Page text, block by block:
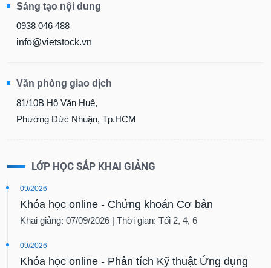
Sáng tạo nội dung
0938 046 488
info@vietstock.vn
Văn phòng giao dịch
81/10B Hồ Văn Huê,
Phường Đức Nhuận, Tp.HCM
LỚP HỌC SẮP KHAI GIẢNG
09/2026
Khóa học online - Chứng khoán Cơ bản
Khai giảng: 07/09/2026 | Thời gian: Tối 2, 4, 6
09/2026
Khóa học online - Phân tích Kỹ thuật Ứng dụng